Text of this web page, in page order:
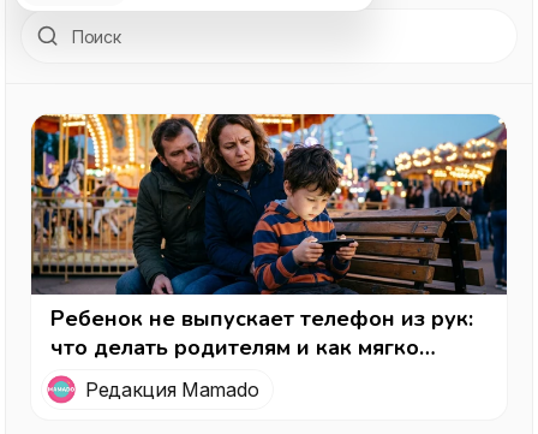
Ребенок не выпускает телефон из рук:
что делать родителям и как мягко
вернуть интерес к реальной жизни
Редакция Mamado